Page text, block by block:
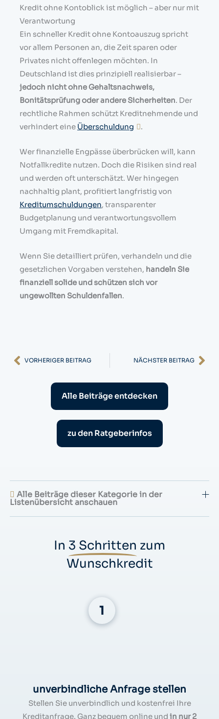
Kredit ohne Kontoblick ist möglich – aber nur mit
Verantwortung
Ein schneller Kredit ohne Kontoauszug spricht
vor allem Personen an, die Zeit sparen oder
Privates nicht offenlegen möchten. In
Deutschland ist dies prinzipiell realisierbar –
jedoch nicht ohne Gehaltsnachweis,
Bonitätsprüfung oder andere Sicherheiten. Der
rechtliche Rahmen schützt Kreditnehmende und
verhindert eine Überschuldung .
Wer finanzielle Engpässe überbrücken will, kann
Notfallkredite nutzen. Doch die Risiken sind real
und werden oft unterschätzt. Wer hingegen
nachhaltig plant, profitiert langfristig von
Kreditumschuldungen, transparenter
Budgetplanung und verantwortungsvollem
Umgang mit Fremdkapital.
Wenn Sie detailliert prüfen, verhandeln und die
gesetzlichen Vorgaben verstehen, handeln Sie
finanziell solide und schützen sich vor
ungewollten Schuldenfallen.
Zurück
VORHERIGER BEITRAG NÄCHSTER BEITRAG
Alle Beiträge entdecken
zu den Ratgeberinfos
Alle Beiträge dieser Kategorie in der
Listenübersicht anschauen
In 3 Schritten zum
Wunschkredit
unverbindliche Anfrage stellen
Stellen Sie unverbindlich und kostenfrei Ihre
Kreditanfrage. Ganz bequem online und in nur 2